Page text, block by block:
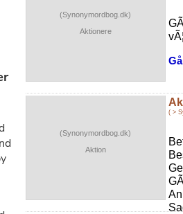
(Synonymordbog.dk)
Aktionere
(Synonymordbog.dk)
Aktion
( >